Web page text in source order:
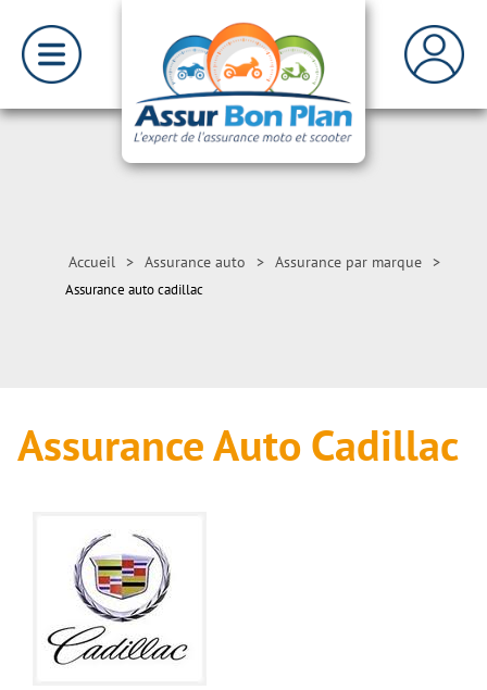
Accueil > Assurance auto > Assurance par marque >
Assurance auto cadillac
Assurance Auto Cadillac